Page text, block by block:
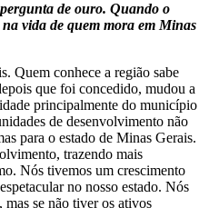
de ouro. Quando o
vida de quem mora em Minas
Quem conhece a região sabe
que foi concedido, mudou a
principalmente do município
de desenvolvimento não
para o estado de Minas Gerais.
trazendo mais
Nós tivemos um crescimento
no nosso estado. Nós
se não tiver os ativos